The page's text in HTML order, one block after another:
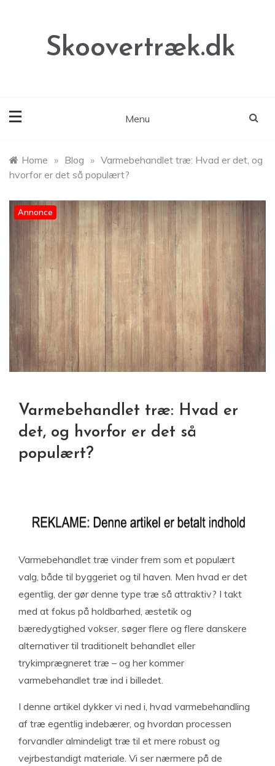
Skoovertræk.dk
Menu
Home » Blog » Varmebehandlet træ: Hvad er det, og
hvorfor er det så populært?
Annonce
Varmebehandlet træ: Hvad er
det, og hvorfor er det så
populært?
Varmebehandlet træ vinder frem som et populært
valg, både til byggeriet og til haven. Men hvad er det
egentlig, der gør denne type træ så attraktiv? I takt
med at fokus på holdbarhed, æstetik og
bæredygtighed vokser, søger flere og flere danskere
alternativer til traditionelt behandlet eller
trykimprægneret træ – og her kommer
varmebehandlet træ ind i billedet.
I denne artikel dykker vi ned i, hvad varmebehandling
af træ egentlig indebærer, og hvordan processen
forvandler almindeligt træ til et mere robust og
vejrbestandigt materiale. Vi ser nærmere på de